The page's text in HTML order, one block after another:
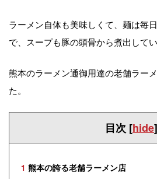
ラーメン自体も美味しくて、麺は毎
で、スープも豚の頭骨から煮出して
熊本のラーメン通御用達の老舗ラー
た。
目次 [hide]
1 熊本の誇る老舗ラーメン店